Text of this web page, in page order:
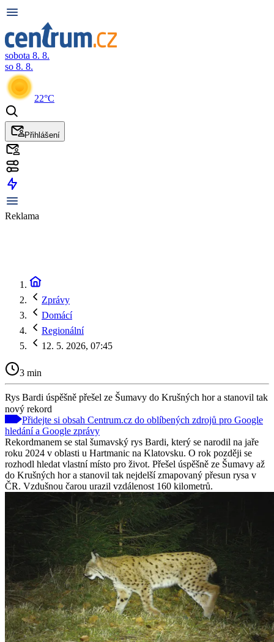
sobota 8. 8.
so 8. 8.
22°C
Přihlášení
Reklama
Zprávy
Domácí
Regionální
12. 5. 2026, 07:45
3 min
Rys Bardi úspěšně přešel ze Šumavy do Krušných hor a stanovil tak
nový rekord
Přidejte si obsah Centrum.cz do oblíbených zdrojů pro Google
hledání a Google zprávy
Rekordmanem se stal šumavský rys Bardi, který se narodil na jaře
roku 2024 v oblasti u Hartmanic na Klatovsku. O rok později se
rozhodl hledat vlastní místo pro život. Přešel úspěšně ze Šumavy až
do Krušných hor a stanovil tak nejdelší zmapovaný přesun rysa v
ČR. Vzdušnou čarou urazil vzdálenost 160 kilometrů.